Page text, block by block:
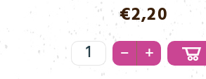
€2,20
Black
&
– +